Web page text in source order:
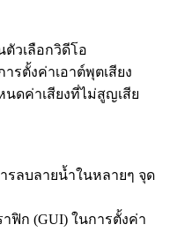
วเลือกวิดีโอ
รตั้งค่าเอาต์พุตเสียง
ดค่าเสียงที่ไม่สูญเสีย
รลบลายน้ำในหลายๆ จุด
ฟิก (GUI) ในการตั้งค่า